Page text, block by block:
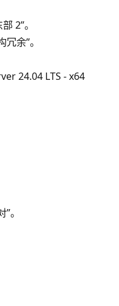
2”。
余”。
24.04 LTS - x64
。